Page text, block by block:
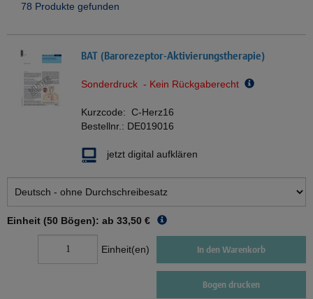
78 Produkte gefunden
BAT (Barorezeptor-Aktivierungstherapie)
Sonderdruck - Kein Rückgaberecht
Kurzcode: C-Herz16
Bestellnr.: DE019016
jetzt digital aufklären
Einheit (50 Bögen): ab 33,50 €
Einheit(en) In den Warenkorb
Bogen drucken